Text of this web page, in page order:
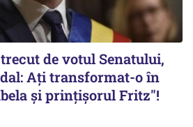
de votul Senatului,
Ați transformat-o în
şi prinţişorul Fritz"!